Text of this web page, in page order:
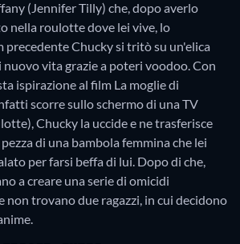
(Jennifer Tilly) che, dopo averlo
nella roulotte dove lei vive, lo
precedente Chucky si tritò su un'elica
vita grazie a poteri voodoo. Con
ispirazione al film La moglie di
scorre sullo schermo di una TV
Chucky la uccide e ne trasferisce
di una bambola femmina che lei
per farsi beffa di lui. Dopo di che,
a creare una serie di omicidi
non trovano due ragazzi, in cui decidono